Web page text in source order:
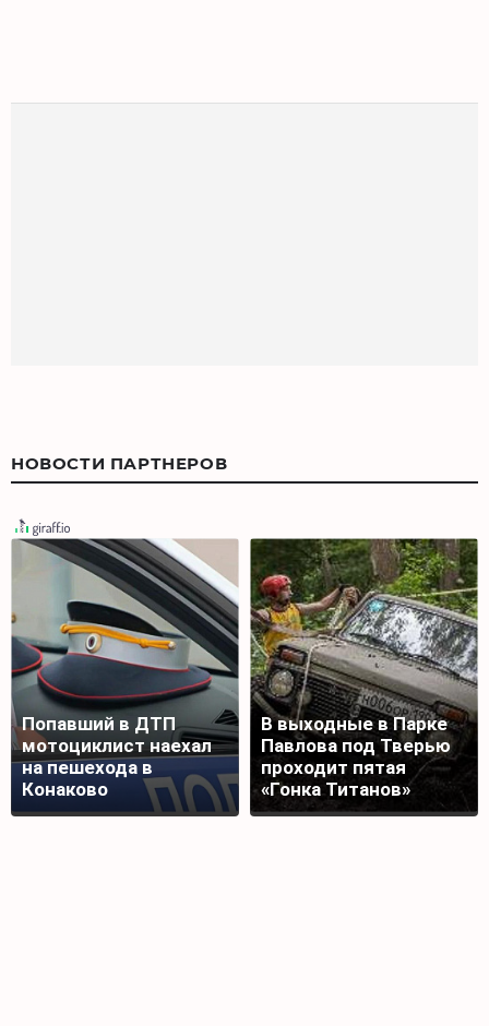
НОВОСТИ ПАРТНЕРОВ
Попавший в ДТП
мотоциклист наехал
на пешехода в
Конаково
В выходные в Парке
Павлова под Тверью
проходит пятая
«Гонка Титанов»